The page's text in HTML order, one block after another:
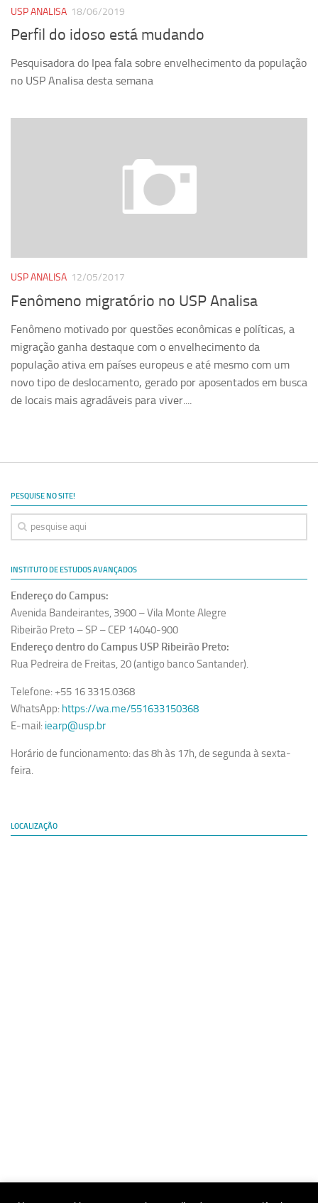
Newsletter
USP ANALISA 18/06/2019
Perfil do idoso está mudando
Pesquisadora do Ipea fala sobre envelhecimento da população
no USP Analisa desta semana
USP ANALISA 12/05/2017
Fenômeno migratório no USP Analisa
Fenômeno motivado por questões econômicas e políticas, a
migração ganha destaque com o envelhecimento da
população ativa em países europeus e até mesmo com um
novo tipo de deslocamento, gerado por aposentados em busca
de locais mais agradáveis para viver....
PESQUISE NO SITE!
INSTITUTO DE ESTUDOS AVANÇADOS
Endereço do Campus:
Avenida Bandeirantes, 3900 – Vila Monte Alegre
Ribeirão Preto – SP – CEP 14040-900
Endereço dentro do Campus USP Ribeirão Preto:
Rua Pedreira de Freitas, 20 (antigo banco Santander).
Telefone: +55 16 3315.0368
WhatsApp: https://wa.me/551633150368
E-mail: iearp@usp.br
Horário de funcionamento: das 8h às 17h, de segunda à sexta-
feira.
LOCALIZAÇÃO